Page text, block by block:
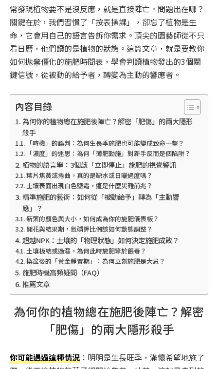
常發現植物要不是沒反應，就是直接陣亡。問題出在哪？
關鍵在於，我們習慣了「按表操課」，卻忘了植物是生
命，它會用自己的語言告訴你需求。頂尖的園藝師從不只
看日曆，他們讀的是植物的狀態。這篇文章，就是要教你
如何拋棄僵化的施肥時間表，學會判讀植物發出的3個關
鍵信號，從被動的給予者，轉變為主動的響應者。
內容目錄
為何你的植物總在施肥後陣亡？解密「肥傷」的兩大隱形
殺手
「時機」的誤判：為何生長季施肥也可能變成致命一擊？
「濃度」的迷思：為何「薄肥勤施」對新手反而是個陷阱？
植物的語言學：3個該「立即停止」施肥的視覺警訊
葉片焦黃或捲曲，真的是缺水或日曬過度嗎？
土壤表面出現白色鹽霜，這是什麼災難前兆？
精準施肥的藝術：如何從「被動給予」轉為「主動響
應」？
新葉的顏色與大小，如何成為你的施肥儀表板？
開花與結果期，氮磷鉀比例該如何動態調整？
超越NPK：土壤的「物理狀態」如何決定施肥成敗？
土壤板結或過濕，為何此時施肥等於餵毒？
換盆後的「黃金靜置期」：為何立刻施肥是大忌？
施肥時機高頻疑問（FAQ）
推薦文章
為何你的植物總在施肥後陣亡？解密
「肥傷」的兩大隱形殺手
你可能遇過這種情況 ：明明是生長旺季，滿懷希望地施了